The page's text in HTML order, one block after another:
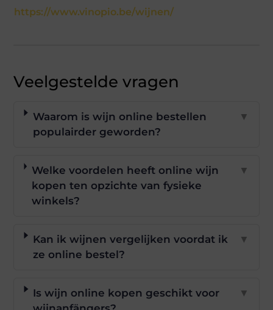
https://www.vinopio.be/wijnen/
Veelgestelde vragen
Waarom is wijn online bestellen
populairder geworden?
▼
Welke voordelen heeft online wijn
kopen ten opzichte van fysieke
winkels?
▼
Kan ik wijnen vergelijken voordat ik
ze online bestel?
▼
Is wijn online kopen geschikt voor
▼